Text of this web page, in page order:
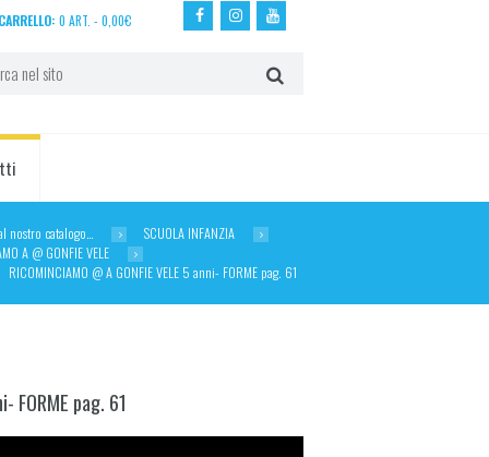
CARRELLO: 0 ART. - 0,00€
nostro catalogo…
SCUOLA INFANZIA
A @ GONFIE VELE
RICOMINCIAMO @ A GONFIE VELE 5 anni- FORME pag. 61
FORME pag. 61